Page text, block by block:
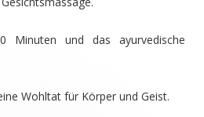
Minuten und das ayurvedische
Wohltat für Körper und Geist.